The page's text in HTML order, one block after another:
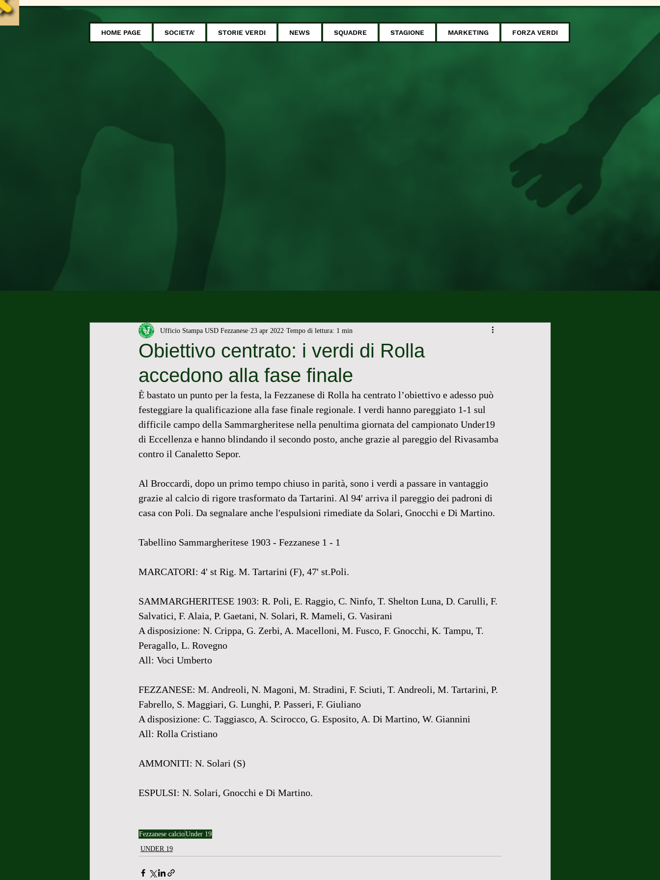
HOME PAGE SOCIETA' STORIE VERDI NEWS SQUADRE STAGIONE MARKETING FORZA VERDI
Obiettivo centrato: i verdi di Rolla
accedono alla fase finale
Ufficio Stampa USD Fezzanese 23 apr 2022 Tempo di lettura: 1 min
È bastato un punto per la festa, la Fezzanese di Rolla ha centrato l’obiettivo e adesso può
festeggiare la qualificazione alla fase finale regionale. I verdi hanno pareggiato 1-1 sul
difficile campo della Sammargheritese nella penultima giornata del campionato Under19
di Eccellenza e hanno blindando il secondo posto, anche grazie al pareggio del Rivasamba
contro il Canaletto Sepor.
Al Broccardi, dopo un primo tempo chiuso in parità, sono i verdi a passare in vantaggio
grazie al calcio di rigore trasformato da Tartarini. Al 94' arriva il pareggio dei padroni di
casa con Poli. Da segnalare anche l'espulsioni rimediate da Solari, Gnocchi e Di Martino.
Tabellino Sammargheritese 1903 - Fezzanese 1 - 1
MARCATORI: 4' st Rig. M. Tartarini (F), 47' st.Poli.
SAMMARGHERITESE 1903: R. Poli, E. Raggio, C. Ninfo, T. Shelton Luna, D. Carulli, F.
Salvatici, F. Alaia, P. Gaetani, N. Solari, R. Mameli, G. Vasirani
A disposizione: N. Crippa, G. Zerbi, A. Macelloni, M. Fusco, F. Gnocchi, K. Tampu, T.
Peragallo, L. Rovegno
All: Voci Umberto
FEZZANESE: M. Andreoli, N. Magoni, M. Stradini, F. Sciuti, T. Andreoli, M. Tartarini, P.
Fabrello, S. Maggiari, G. Lunghi, P. Passeri, F. Giuliano
A disposizione: C. Taggiasco, A. Scirocco, G. Esposito, A. Di Martino, W. Giannini
All: Rolla Cristiano
AMMONITI: N. Solari (S)
ESPULSI: N. Solari, Gnocchi e Di Martino.
Fezzanese calcioUnder 19
UNDER 19